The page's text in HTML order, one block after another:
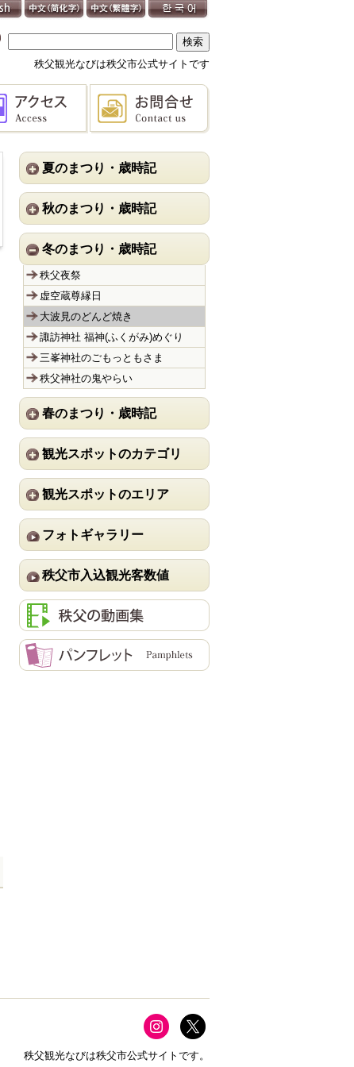
秩父観光なびは秩父市公式サイトです
夏のまつり・歳時記
秋のまつり・歳時記
冬のまつり・歳時記
秩父夜祭
虚空蔵尊縁日
大波見のどんど焼き
諏訪神社 福神(ふくがみ)めぐり
三峯神社のごもっともさま
秩父神社の鬼やらい
春のまつり・歳時記
観光スポットのカテゴリ
観光スポットのエリア
フォトギャラリー
秩父市入込観光客数値
秩父観光なびは秩父市公式サイトです。